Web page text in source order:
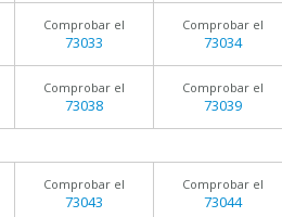
Comprobar el
73033
Comprobar el
73034
Comprobar el
73038
Comprobar el
73039
Comprobar el
73043
Comprobar el
73044